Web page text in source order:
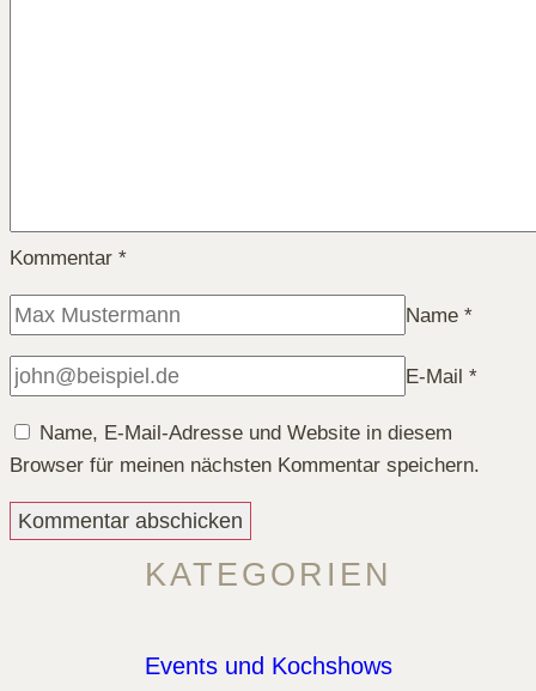
Kommentar *
Name *
E-Mail *
Name, E-Mail-Adresse und Website in diesem
Browser für meinen nächsten Kommentar speichern.
KATEGORIEN
Events und Kochshows